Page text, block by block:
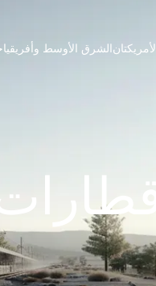
الأمريكتان الشرق الأوسط وأفريقيا